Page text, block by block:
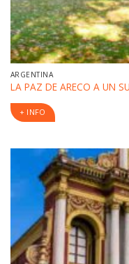
ARGENTINA
LA PAZ DE ARECO A UN
+ INFO